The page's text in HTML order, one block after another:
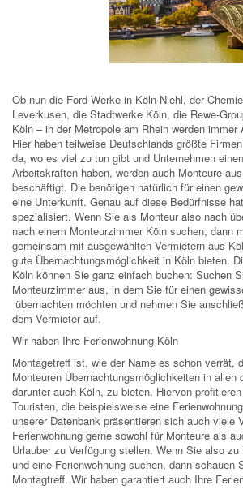
Ob nun die Ford-Werke in Köln-Niehl, der
Leverkusen, die Stadtwerke Köln, die Rewe-
Köln – in der Metropole am Rhein werden
Hier haben teilweise Deutschlands größte
da, wo es viel zu tun gibt und Unternehmen
Arbeitskräften haben, werden auch Monteure
beschäftigt. Die benötigen natürlich für einen
eine Unterkunft. Genau auf diese Bedürfnisse
spezialisiert. Wenn Sie als Monteur also nach
nach einem Monteurzimmer Köln suchen, dann
gemeinsam mit ausgewählten Vermietern aus
gute Übernachtungsmöglichkeit in Köln bieten.
Köln können Sie ganz einfach buchen: Suchen
Monteurzimmer aus, in dem Sie für einen
übernachten möchten und nehmen Sie
dem Vermieter auf.
Wir haben Ihre Ferienwohnung Köln
Montagetreff ist, wie der Name es schon verrät,
Monteuren Übernachtungsmöglichkeiten in allen
darunter auch Köln, zu bieten. Hiervon
Touristen, die beispielsweise eine
unserer Datenbank präsentieren sich auch viele
Ferienwohnung gerne sowohl für Monteure als
Urlauber zu Verfügung stellen. Wenn Sie also
und eine Ferienwohnung suchen, dann schauen
Montagtreff. Wir haben garantiert auch Ihre